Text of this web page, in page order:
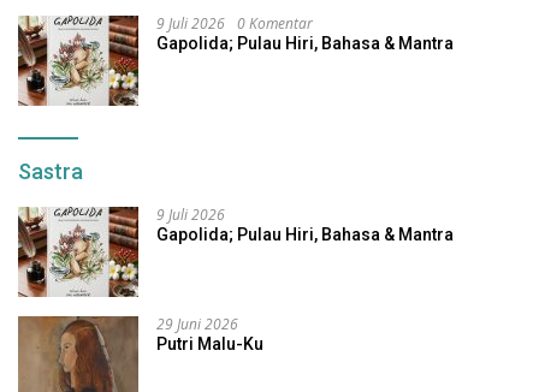
9 Juli 2026 0 Komentar
Gapolida; Pulau Hiri, Bahasa & Mantra
Sastra
9 Juli 2026
Gapolida; Pulau Hiri, Bahasa & Mantra
29 Juni 2026
Putri Malu-Ku